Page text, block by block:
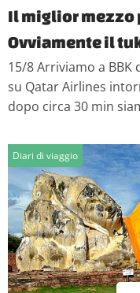
Il miglior mezzo
Ovviamente il
15/8 Arriviamo a
su Qatar Airlines
dopo circa 30 min
Diari di viaggio